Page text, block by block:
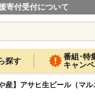
寄付受付について
探す
番組･特
キャン
】アサヒ生ビール（マ